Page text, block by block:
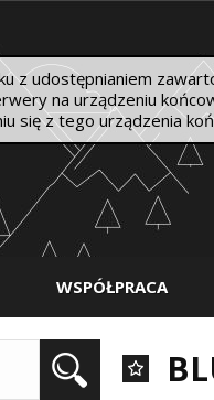
WSPÓŁPRACA
z udostępnianiem
na urządzeniu
się z tego urządzenia